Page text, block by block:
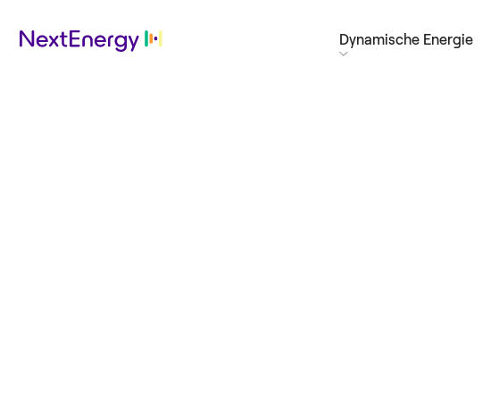
Dynamische Energie